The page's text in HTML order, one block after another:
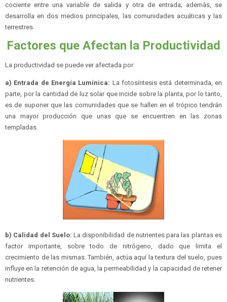
cociente entre una variable de salida y otra de entrada; además, se
desarrolla en dos medios principales, las comunidades acuáticas y las
terrestres.
Factores que Afectan la Productividad
La productividad se puede ver afectada por:
a) Entrada de Energía Lumínica: La fotosíntesis está determinada, en
parte, por la cantidad de luz solar que incide sobre la planta, por lo tanto,
es de suponer que las comunidades que se hallen en el trópico tendrán
una mayor producción que unas que se encuentren en las zonas
templadas.
b) Calidad del Suelo:La disponibilidad de nutrientes para las plantas es
factor importante, sobre todo de nitrógeno, dado que limita el
crecimiento de las mismas. También, actúa aquí la textura del suelo, pues
influye en la retención de agua, la permeabilidad y la capacidad de retener
nutrientes.